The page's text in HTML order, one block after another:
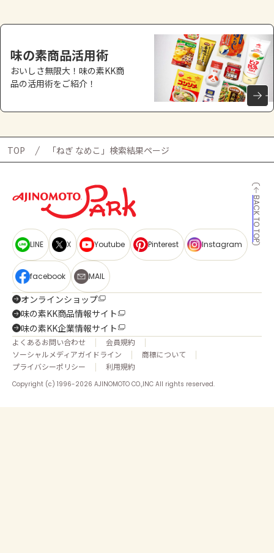
味の素商品活用術
おいしさ無限大！味の素KK商
品の活用術をご紹介！
TOP 「ねぎ なめこ」検索結果ページ
BACK TO TOP
LINE X Youtube Pinterest Instagram
facebook MAIL
オンラインショップ
味の素KK商品情報サイト
味の素KK企業情報サイト
よくあるお問い合わせ
会員規約
ソーシャルメディアガイドライン
商標について
プライバシーポリシー
利用規約
Copyright (c) 1996-2026 AJINOMOTO CO.,INC All rights reserved.